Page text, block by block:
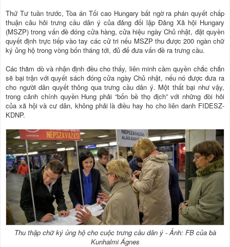
Thứ Tư tuần trước, Tòa án Tối cao Hungary bất ngờ ra phán quyết chấp
thuận câu hỏi trưng cầu dân ý của đảng đối lập Đảng Xã hội Hungary
(MSZP) trong vấn đề đóng cửa hàng, cửa hiệu ngày Chủ nhật, đặt quyền
quyết định trực tiếp vào tay các cử tri nếu MSZP thu được 200 ngàn chữ
ký ủng hộ trong vòng bốn tháng tới, đủ để đưa vấn đề ra trưng cầu.
Các thăm dò và nhận định đều cho thấy, liên minh cầm quyền chắc chắn
sẽ bại trận với quyết sách đóng cửa ngày Chủ nhật, nếu nó được đưa ra
cho người dân quyết thông qua trưng cầu dân ý. Một thất bại như vậy,
trong cảnh chính quyền Hung phải “bốn bề thọ địch” với những đòi hỏi
của xã hội và cư dân, không phải là điều hay ho cho liên danh FIDESZ-
KDNP.
Thu thập chữ ký ủng hộ cho cuộc trưng cầu dân ý - Ảnh: FB của bà
Kunhalmi Ágnes